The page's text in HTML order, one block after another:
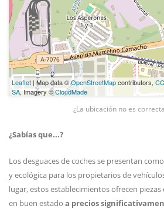
Leaflet | Map data ©OpenStreetMapcontributors,
SA, Imagery ©CloudMade
¿La ubicación no es
¿Sabías que...?
Los desguaces de coches se presentan
y ecológica para los propietarios de
lugar, estos establecimientos ofrecen
en buen estado a precios